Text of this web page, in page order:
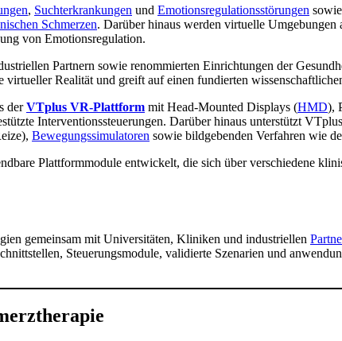
, Suchterkrankungen und Emotionsregulationsstörungen
Schmerzen. Darüber hinaus werden virtuelle
von Emotionsregulation.
Partnern sowie renommierten Einrichtungen der
Realität und greift auf einen fundierten
derVTplus VR-Plattform mit Head-Mounted Displays (HMD),
Interventionssteuerungen. Darüber hinaus unterstützt
Bewegungssimulatoren sowie bildgebenden Verfahren wie
Plattformmodule entwickelt, die sich über verschiedene
gemeinsam mit Universitäten, Kliniken und industriellen
Steuerungsmodule, validierte Szenarien und